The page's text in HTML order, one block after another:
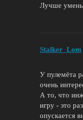
Лучше
Stalker_Lom
У пулемёта
очень
А то, что
игру - это
опускается